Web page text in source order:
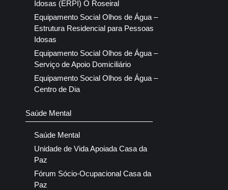
Idosas (ERPI) O Roseiral
Equipamento Social Olhos de Água –
Estrutura Residencial para Pessoas
Idosas
Equipamento Social Olhos de Água –
Serviço de Apoio Domiciliário
Equipamento Social Olhos de Água –
Centro de Dia
Saúde Mental
Saúde Mental
Unidade de Vida Apoiada Casa da
Paz
Fórum Sócio-Ocupacional Casa da
Paz